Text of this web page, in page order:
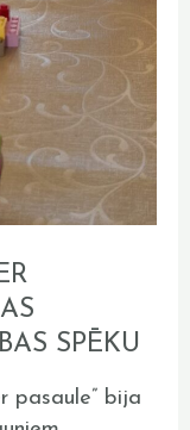
SPĒKU
pasaule” bija